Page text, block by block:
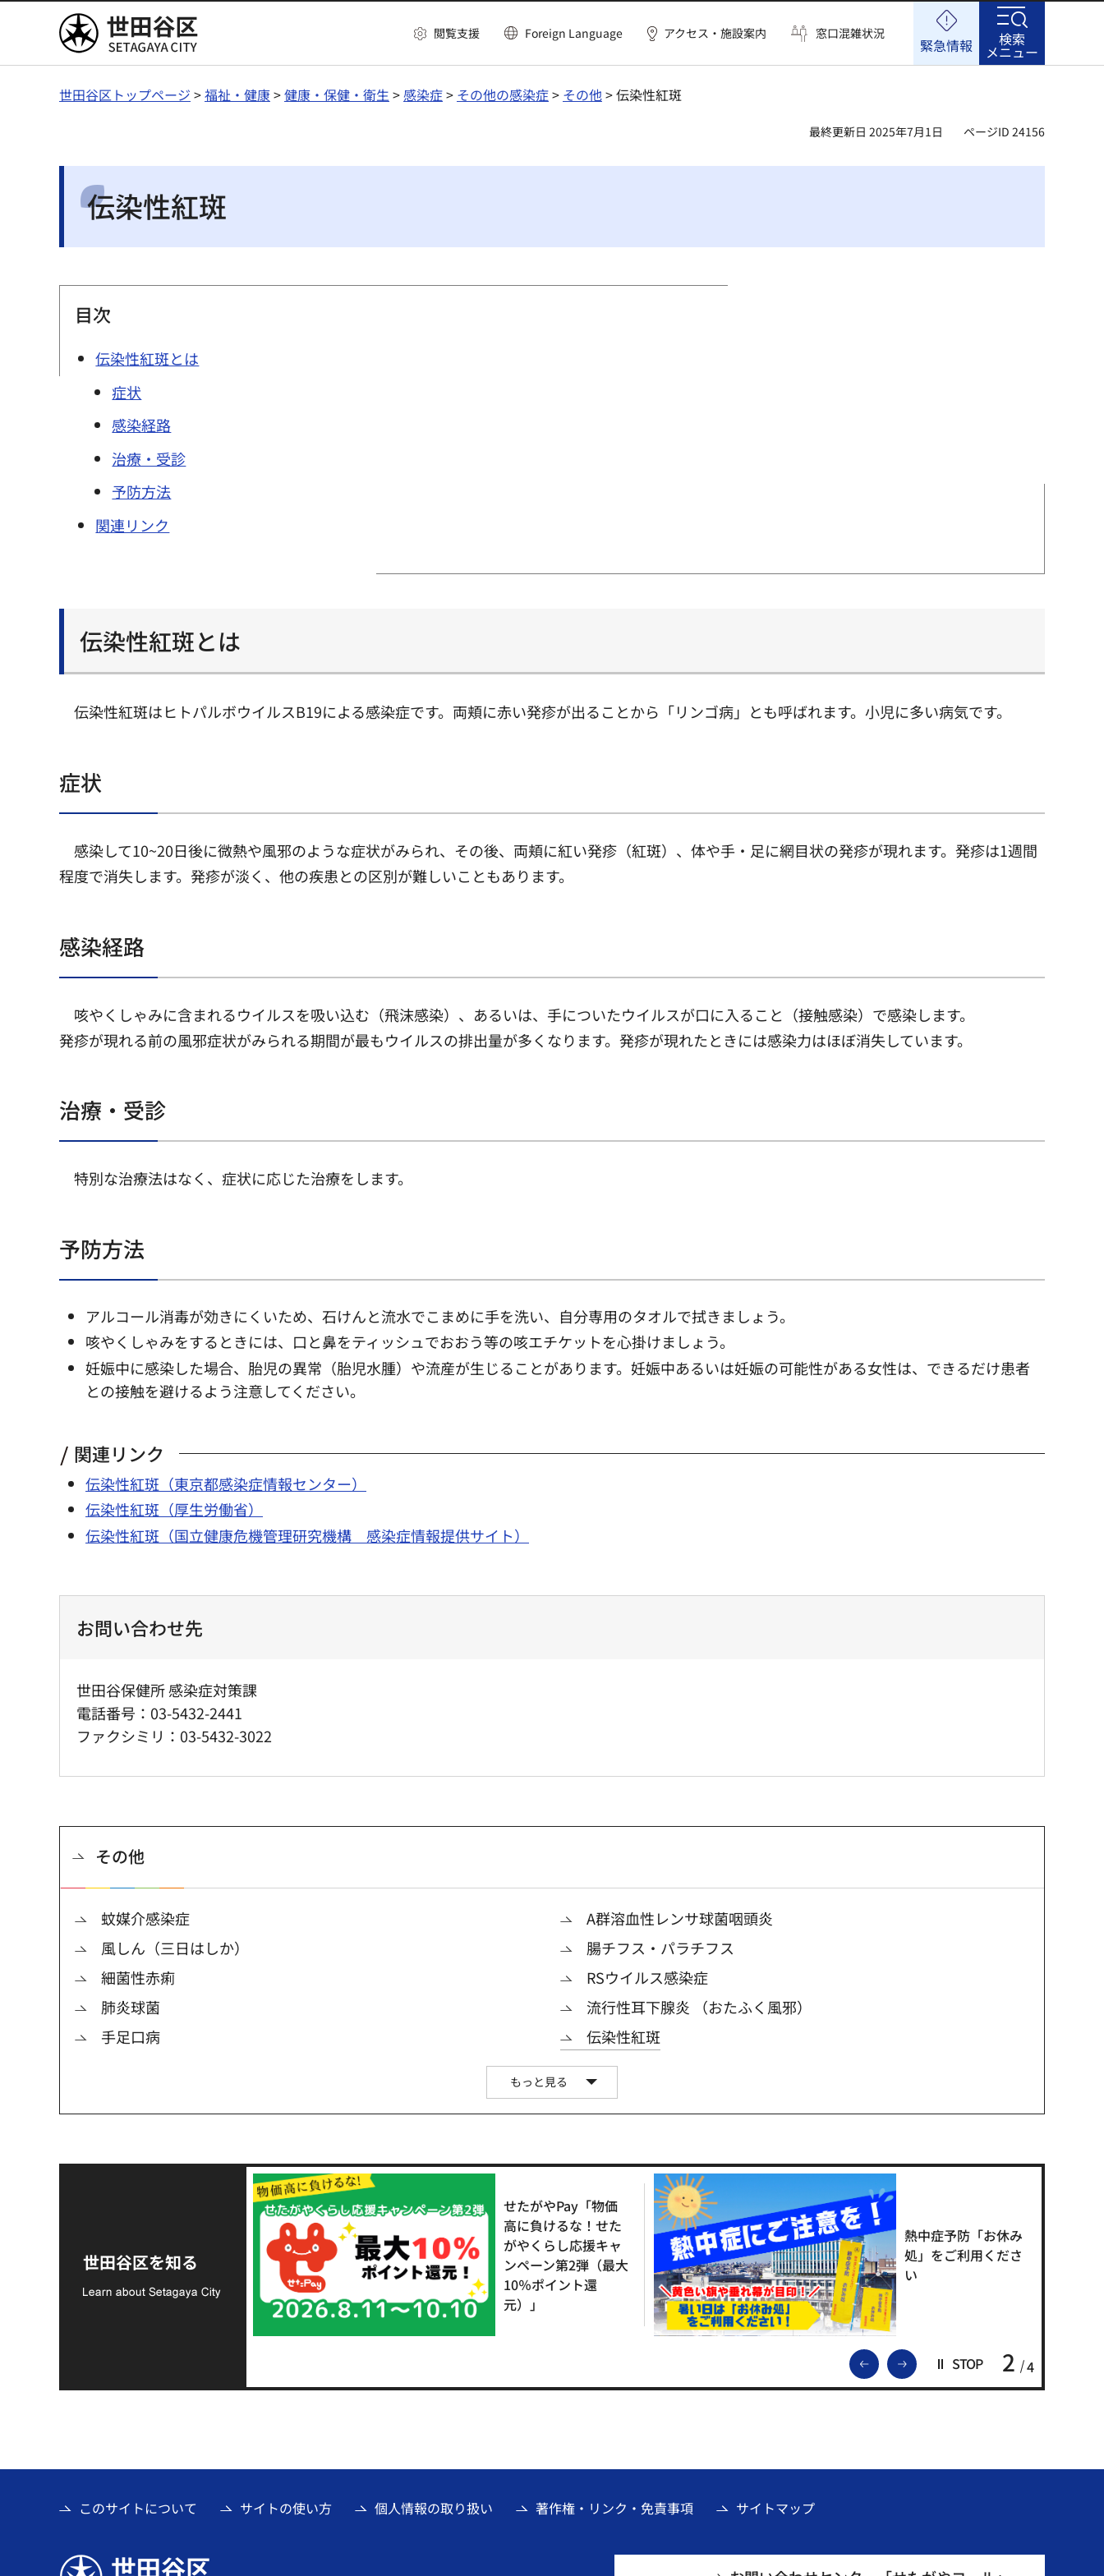
世田谷区 閲覧支援 Foreign Language アクセス・施設案内 窓口混雑状況
緊急情報 検索
メニュー
世田谷区トップページ >福祉・健康>健康・保健・衛生 >感染症> その他の感染症> その他> 伝染性紅斑
最終更新日 2025年7月1日 ページID 24156
伝染性紅斑
目次
伝染性紅斑とは
症状
感染経路
治療・受診
予防方法
関連リンク
伝染性紅斑とは
伝染性紅斑はヒトパルボウイルスB19による感染症です。両頬に赤い発疹が出ることから「リンゴ病」とも呼ばれます。小児に多い病気です。
症状
感染して10~20日後に微熱や風邪のような症状がみられ、その後、両頬に紅い発疹（紅斑）、体や手・足に網目状の発疹が現れます。発疹は1週間
程度で消失します。発疹が淡く、他の疾患との区別が難しいこともあります。
感染経路
咳やくしゃみに含まれるウイルスを吸い込む（飛沫感染）、あるいは、手についたウイルスが口に入ること（接触感染）で感染します。
発疹が現れる前の風邪症状がみられる期間が最もウイルスの排出量が多くなります。発疹が現れたときには感染力はほぼ消失しています。
治療・受診
特別な治療法はなく、症状に応じた治療をします。
予防方法
アルコール消毒が効きにくいため、石けんと流水でこまめに手を洗い、自分専用のタオルで拭きましょう。
咳やくしゃみをするときには、口と鼻をティッシュでおおう等の咳エチケットを心掛けましょう。
妊娠中に感染した場合、胎児の異常（胎児水腫）や流産が生じることがあります。妊娠中あるいは妊娠の可能性がある女性は、できるだけ患者
との接触を避けるよう注意してください。
関連リンク
伝染性紅斑（東京都感染症情報センター）
伝染性紅斑（厚生労働省）
伝染性紅斑（国立健康危機管理研究機構 感染症情報提供サイト）
お問い合わせ先
世田谷保健所 感染症対策課
電話番号：03-5432-2441
ファクシミリ：03-5432-3022
その他
蚊媒介感染症
A群溶血性レンサ球菌咽頭炎
風しん（三日はしか）
腸チフス・パラチフス
細菌性赤痢
RSウイルス感染症
肺炎球菌
流行性耳下腺炎 （おたふく風邪）
手足口病
伝染性紅斑
もっと見る
世田谷区を知る
前のスライドを表示
次のスライドを表示
STOP 2 4
支援金の募集につい
て
せたがやPay「物価
高に負けるな！せた
がやくらし応援キャ
ンペーン第2弾（最大
10％ポイント還
元）」
熱中症予防「お休み
処」をご利用くださ
い
このサイトについて サイトの使い方 個人情報の取り扱い 著作権・リンク・免責事項 サイトマップ
世田谷区